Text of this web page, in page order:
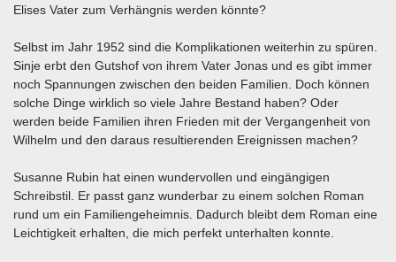
Elises Vater zum Verhängnis werden könnte?
Selbst im Jahr 1952 sind die Komplikationen weiterhin zu spüren.
Sinje erbt den Gutshof von ihrem Vater Jonas und es gibt immer
noch Spannungen zwischen den beiden Familien. Doch können
solche Dinge wirklich so viele Jahre Bestand haben? Oder
werden beide Familien ihren Frieden mit der Vergangenheit von
Wilhelm und den daraus resultierenden Ereignissen machen?
Susanne Rubin hat einen wundervollen und eingängigen
Schreibstil. Er passt ganz wunderbar zu einem solchen Roman
rund um ein Familiengeheimnis. Dadurch bleibt dem Roman eine
Leichtigkeit erhalten, die mich perfekt unterhalten konnte.